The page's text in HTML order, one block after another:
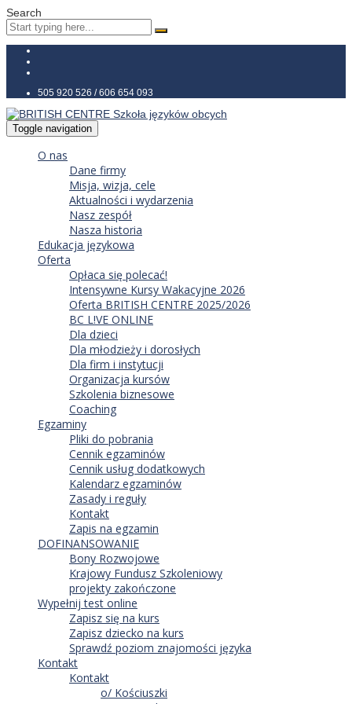
Search
505 920 526 / 606 654 093
Toggle navigation
O nas
Dane firmy
Misja, wizja, cele
Aktualności i wydarzenia
Nasz zespół
Nasza historia
Edukacja językowa
Oferta
Opłaca się polecać!
Intensywne Kursy Wakacyjne 2026
Oferta BRITISH CENTRE 2025/2026
BC L!VE ONLINE
Dla dzieci
Dla młodzieży i dorosłych
Dla firm i instytucji
Organizacja kursów
Szkolenia biznesowe
Coaching
Egzaminy
Pliki do pobrania
Cennik egzaminów
Cennik usług dodatkowych
Kalendarz egzaminów
Zasady i reguły
Kontakt
Zapis na egzamin
DOFINANSOWANIE
Bony Rozwojowe
Krajowy Fundusz Szkoleniowy
projekty zakończone
Wypełnij test online
Zapisz się na kurs
Zapisz dziecko na kurs
Sprawdź poziom znajomości języka
Kontakt
Kontakt
o/ Kościuszki